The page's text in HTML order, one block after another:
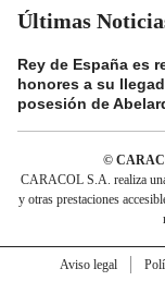
Últimas
Rey de España es
honores a su
posesión de
©
CARACOL S.A. realiza
y otras prestaciones
Aviso legal